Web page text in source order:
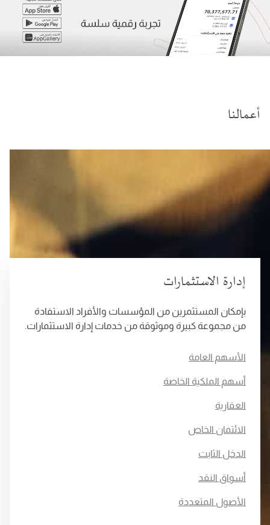
أعمالنا
إدارة الاستثمارات
بإمكان المستثمرين من المؤسسات والأفراد الاستفادة
من مجموعة كبيرة وموثوقة من خدمات إدارة الاستثمارات.
الأسهم العامة
أسهم الملكية الخاصة
العقارية
الائتمان الخاص
الدخل الثابت
أسواق النقد
الأصول المتعددة